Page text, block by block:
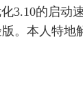
3.10的启动
。本人特地